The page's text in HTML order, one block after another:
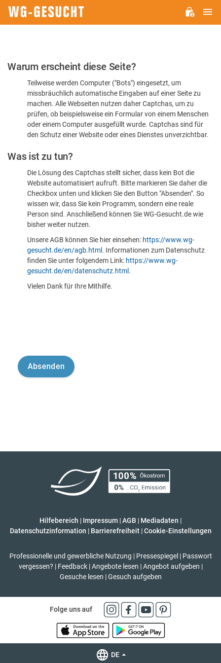
Bitte
dass
sind
Warum erscheint diese Seite?
Teilweise werden Computer ("Bots") eingesetzt, um
missbräuchlich automatische Eingaben auf einer Seite zu
machen. Alle Webseiten nutzen daher Captchas, um zu
prüfen, ob beispielsweise ein Formular von einem Menschen
oder einem Computer ausgefüllt wurde. Captchas sind für
den Schutz einer Website oder eines Dienstes unverzichtbar.
Was ist zu tun?
Die Lösung des Captchas stellt sicher, dass kein Bot die
Website automatisiert aufruft. Bitte markieren Sie daher die
Checkbox unten und klicken Sie den Button "Absenden". So
wissen wir, dass Sie kein Programm, sondern eine reale
Person sind. Anschließend können Sie WG-Gesucht.de wie
bisher weiter nutzen.
Unsere AGB können Sie hier einsehen: https://www.wg-
gesucht.de/en/agb.html . Informationen zum Datenschutz
finden Sie unter folgendem Link: https://www.wg-
gesucht.de/en/datenschutz.html .
Vielen Dank für Ihre Mithilfe.
Hilfebereich | Impressum |AGB | Mediadaten |
Datenschutzinformation | Barrierefreiheit | Cookie-Einstellungen
Professionelle und gewerbliche Nutzung | Pressespiegel | Passwort
vergessen? | Feedback | Angebote lesen | Angebot aufgeben |
Gesuche lesen | Gesuch aufgeben
Folge uns auf
DE